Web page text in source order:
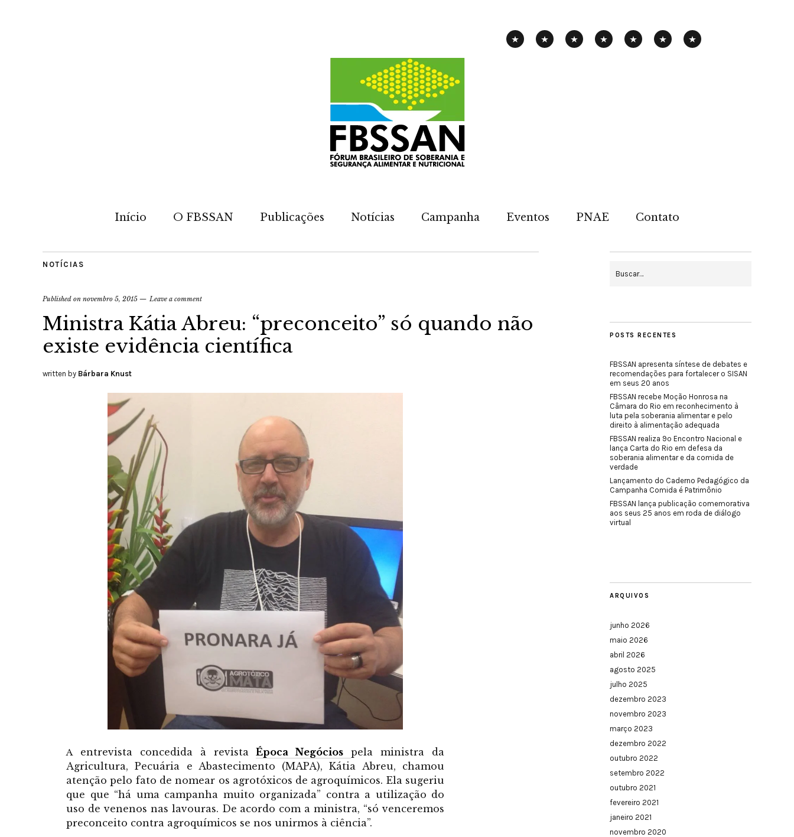
Início O FBSSAN Publicações Notícias Campanha Eventos PNAE Contato
NOTÍCIAS
Published on novembro 5, 2015 Leave a comment
Ministra Kátia Abreu: “preconceito” só quando não
existe evidência científica
written by Bárbara Knust
Aentrevista concedida à revistaÉpoca Negócios
pela ministra da
Agricultura, Pecuária e Abastecimento (MAPA), Kátia Abreu, chamou
atenção pelo fato de nomear os agrotóxicos de agroquímicos. Ela sugeriu
que que “há uma campanha muito organizada” contra a utilização do
uso de venenos nas lavouras. De acordo com a ministra, “só venceremos
preconceito contra agroquímicos se nos unirmos à ciência”.
POSTS RECENTES
FBSSAN apresenta síntese de debates e
recomendações para fortalecer o SISAN
em seus 20 anos
FBSSAN recebe Moção Honrosa na
Câmara do Rio em reconhecimento à
luta pela soberania alimentar e pelo
direito à alimentação adequada
FBSSAN realiza 9º Encontro Nacional e
lança Carta do Rio em defesa da
soberania alimentar e da comida de
verdade
Lançamento do Caderno Pedagógico da
Campanha Comida é Patrimônio
FBSSAN lança publicação comemorativa
aos seus 25 anos em roda de diálogo
virtual
ARQUIVOS
junho 2026
maio 2026
abril 2026
agosto 2025
julho 2025
dezembro 2023
novembro 2023
março 2023
dezembro 2022
outubro 2022
setembro 2022
outubro 2021
fevereiro 2021
janeiro 2021
novembro 2020